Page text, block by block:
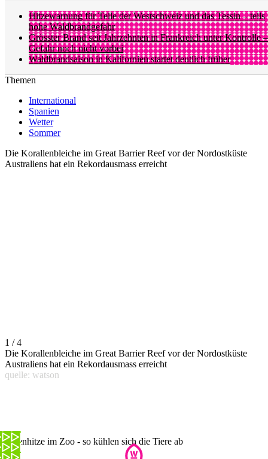
Hitzewarnung für Teile der Westschweiz und das Tessin – teils
hohe Waldbrandgefahr
Grösster Brand seit Jahrzehnten in Frankreich unter Kontrolle –
Gefahr noch nicht vorbei
Waldbrandsaison in Kalifornien startet deutlich früher
Themen
International
Spanien
Wetter
Sommer
Die Korallenbleiche im Great Barrier Reef vor der Nordostküste
Australiens hat ein Rekordausmass erreicht
1 / 4
Die Korallenbleiche im Great Barrier Reef vor der Nordostküste
Australiens hat ein Rekordausmass erreicht
quelle: watson
Affenhitze im Zoo - so kühlen sich die Tiere ab